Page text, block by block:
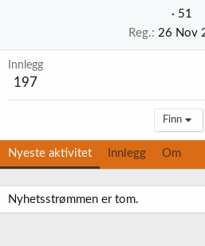
· 51
Reg. 26 Nov
Innlegg
197
Finn
Nyeste aktivitet Innlegg Om
Nyhetsstrømmen er tom.